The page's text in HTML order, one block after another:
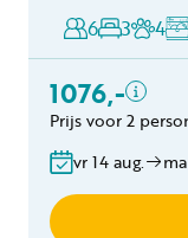
6
3 4
1076,-
Prijs voor 2
vr 14 aug.